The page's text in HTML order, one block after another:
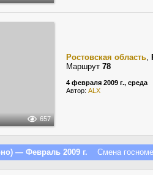
657
Ростовская область,
Маршрут 78
4 февраля 2009 г., среда
Автор: ALX
— Февраль 2009 г. Смена